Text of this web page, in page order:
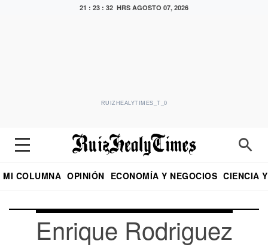
21 : 23 : 34 HRS AGOSTO 07, 2026
RUIZHEALYTIMES_T_0
MI COLUMNA OPINIÓN ECONOMÍA Y NEGOCIOS CIENCIA
Enrique Rodriguez